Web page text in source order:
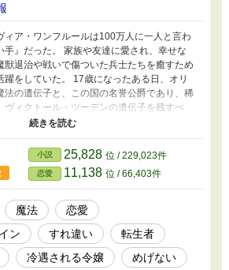
ィア・ワンフルールは100万人に一人と言わ
手』だった。 家族や友達に愛され、幸せな
獣退治や戦いで傷ついた兵士たちを癒すため
躍をしていた。 17歳になったある日、オリ
法の遺伝子と、この国の名誉公爵であり、稀
ヴィクトール・ツーデンの遺伝子を残すべ
だされる。 国のため、家族のためにと思い
上げず、もちろん初夜も訪れはない。 食事
挨拶もしない。 主人が冷遇する女主人程立
用人達からも辛く当たられる事になったオ
『どうか、少しでも私を受け入れてくださ
しオリヴィアの願いは叶う事なく、冷遇は
追いやられてしまう。 誰も助けてくれない
のみ、とやられたらただでは起きない逞し
状から抜け出そうとする、たくましい子爵令
ー創作のご都合主義。 細かい事は気にする
小説 25,828 位 / 229,023件
恋愛 11,138 位 / 66,403件
魔法
恋愛
ン
すれ違い
転生者
冷遇される令嬢 めげない